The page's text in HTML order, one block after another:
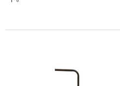
ルチペーパー